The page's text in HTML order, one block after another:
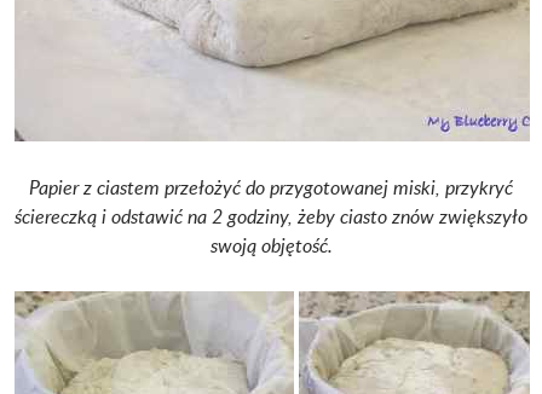
Papier z ciastem przełożyć do przygotowanej miski, przykryć
ściereczką i odstawić na 2 godziny, żeby ciasto znów zwiększyło
swoją objętość.